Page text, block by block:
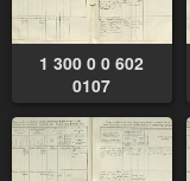
1 300 0 0 602
0107